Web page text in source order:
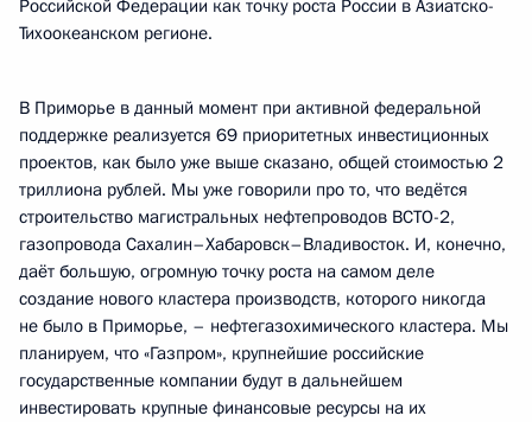
Российской Федерации как точку роста России в Азиатско-
Тихоокеанском регионе.
В Приморье в данный момент при активной федеральной
поддержке реализуется 69 приоритетных инвестиционных
проектов, как было уже выше сказано, общей стоимостью 2
триллиона рублей. Мы уже говорили про то, что ведётся
строительство магистральных нефтепроводов ВСТО-2,
газопровода Сахалин–Хабаровск–Владивосток. И, конечно,
даёт большую, огромную точку роста на самом деле
создание нового кластера производств, которого никогда
не было в Приморье, – нефтегазохимического кластера. Мы
планируем, что «Газпром», крупнейшие российские
государственные компании будут в дальнейшем
инвестировать крупные финансовые ресурсы на их